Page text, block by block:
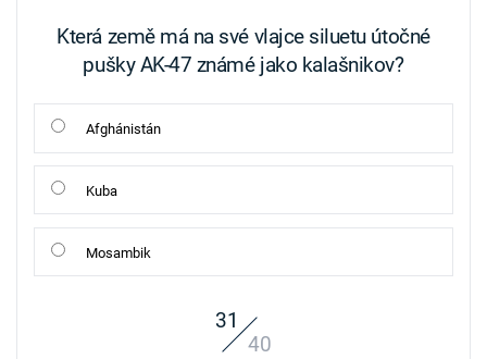
Která země má na své vlajce siluetu útočné
pušky AK-47 známé jako kalašnikov?
Afghánistán
Kuba
Mosambik
31
40